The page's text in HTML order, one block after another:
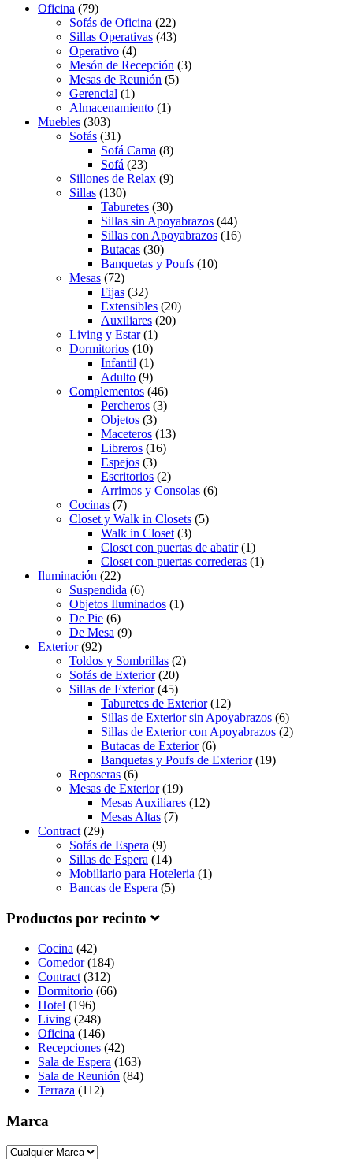
Oficina (79)
Sofás de Oficina (22)
Sillas Operativas (43)
Operativo (4)
Mesón de Recepción (3)
Mesas de Reunión (5)
Gerencial (1)
Almacenamiento (1)
Muebles (303)
Sofás (31)
Sofá Cama (8)
Sofá (23)
Sillones de Relax (9)
Sillas (130)
Taburetes (30)
Sillas sin Apoyabrazos (44)
Sillas con Apoyabrazos (16)
Butacas (30)
Banquetas y Poufs (10)
Mesas (72)
Fijas (32)
Extensibles (20)
Auxiliares (20)
Living y Estar(1)
Dormitorios (10)
Infantil (1)
Adulto (9)
Complementos (46)
Percheros (3)
Objetos (3)
Maceteros (13)
Libreros (16)
Espejos (3)
Escritorios (2)
Arrimos y Consolas (6)
Cocinas (7)
Closet y Walk in Closets (5)
Walk in Closet (3)
Closet con puertas de abatir(1)
Closet con puertas correderas (1)
Iluminación (22)
Suspendida (6)
Objetos Iluminados (1)
De Pie (6)
De Mesa (9)
Exterior(92)
Toldos y Sombrillas (2)
Sofás de Exterior(20)
Sillas de Exterior(45)
Taburetes de Exterior(12)
Sillas de Exterior sin Apoyabrazos (6)
Sillas de Exterior con Apoyabrazos (2)
Butacas de Exterior(6)
Banquetas y Poufs de Exterior(19)
Reposeras (6)
Mesas de Exterior(19)
Mesas Auxiliares (12)
Mesas Altas (7)
Contract (29)
Sofás de Espera (9)
Sillas de Espera (14)
Mobiliario para Hoteleria (1)
Bancas de Espera (5)
Productos por recinto
Cocina (42)
Comedor(184)
Contract (312)
Dormitorio (66)
Hotel (196)
Living (248)
Oficina (146)
Recepciones (42)
Sala de Espera (163)
Sala de Reunión (84)
Terraza (112)
Marca